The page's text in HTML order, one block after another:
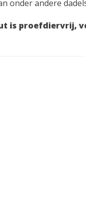
onder andere
is proefdiervrij,